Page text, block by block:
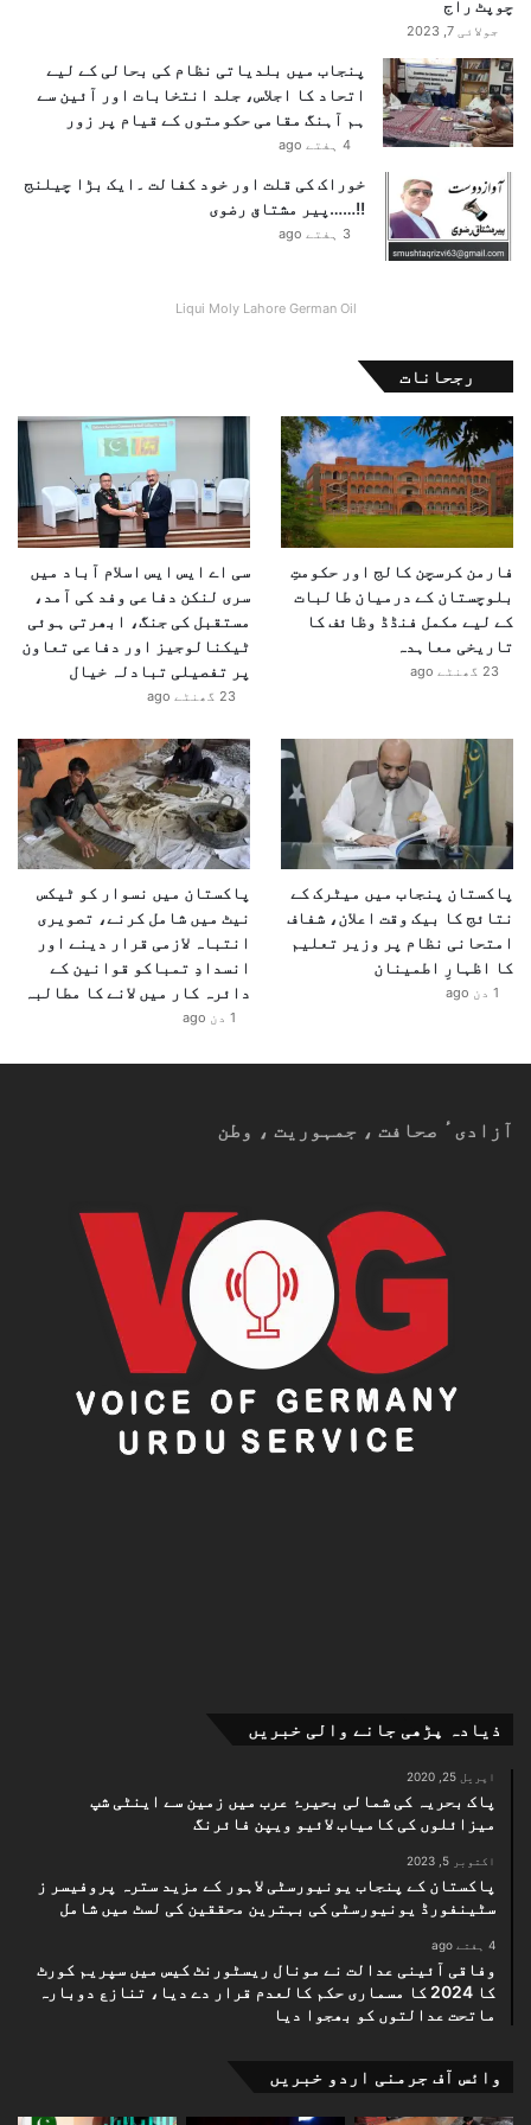
چوپٹ راج
جولائی 7, 2023
پنجاب میں بلدیاتی نظام کی بحالی کے لیے
اتحاد کا اجلاس، جلد انتخابات اور آئین سے
ہم آہنگ مقامی حکومتوں کے قیام پر زور
4 ہفتے ago
خوراک کی قلت اور خود کفالت ۔ایک بڑا چیلنج
!!……پیر مشتاق رضوی
3 ہفتے ago
Liqui Moly Lahore German Oil
رجحانات
فارمن کرسچن کالج اور حکومتِ
بلوچستان کے درمیان طالبات
کے لیے مکمل فنڈڈ وظائف کا
تاریخی معاہدہ
23 گھنٹے ago
سی اے ایس ایس اسلام آباد میں
سری لنکن دفاعی وفد کی آمد،
مستقبل کی جنگ، ابھرتی ہوئی
ٹیکنالوجیز اور دفاعی تعاون
پر تفصیلی تبادلہ خیال
23 گھنٹے ago
پاکستان پنجاب میں میٹرک کے
نتائج کا بیک وقت اعلان، شفاف
امتحانی نظام پر وزیر تعلیم
کا اظہارِ اطمینان
1 دن ago
پاکستان میں نسوار کو ٹیکس
نیٹ میں شامل کرنے، تصویری
انتباہ لازمی قرار دینے اور
انسدادِ تمباکو قوانین کے
دائرہ کار میں لانے کا مطالبہ
1 دن ago
آزادیٴ صحافت ، جمہوریت ، وطن
ذیادہ پڑھی جانے والی خبریں
اپریل 25, 2020
پاک بحریہ کی شمالی بحیرۂ عرب میں زمین سے اینٹی شپ
میزائلوں کی کامیاب لائیو ویپن فائرنگ
اکتوبر 5, 2023
پاکستان کے پنجاب یونیورسٹی لاہور کے مزید سترہ پروفیسر ز
سٹینفورڈ یونیورسٹی کی بہترین محققین کی لسٹ میں شامل
4 ہفتے ago
وفاقی آئینی عدالت نے مونال ریسٹورنٹ کیس میں سپریم کورٹ
کا 2024 کا مسماری حکم کالعدم قرار دے دیا، تنازع دوبارہ
ماتحت عدالتوں کو بھجوا دیا
وائس آف جرمنی اردو خبریں